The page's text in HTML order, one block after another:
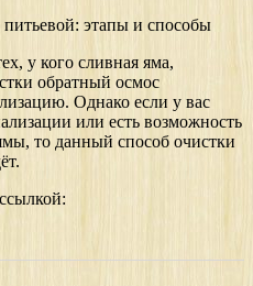
этапы и способы
у кого сливная яма,
обратный осмос
Однако если у вас
или есть возможность
то данный способ очистки